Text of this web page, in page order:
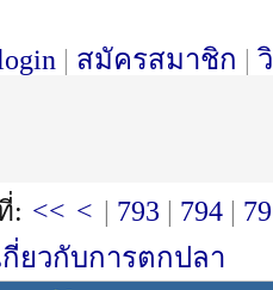
| สมัครสมาชิก |
: << < | 793 | 794 |
ยวกับการตกปลา